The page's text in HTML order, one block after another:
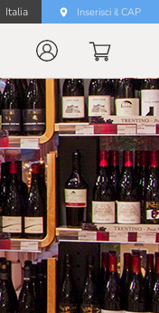
Italia Inserisci il CAP